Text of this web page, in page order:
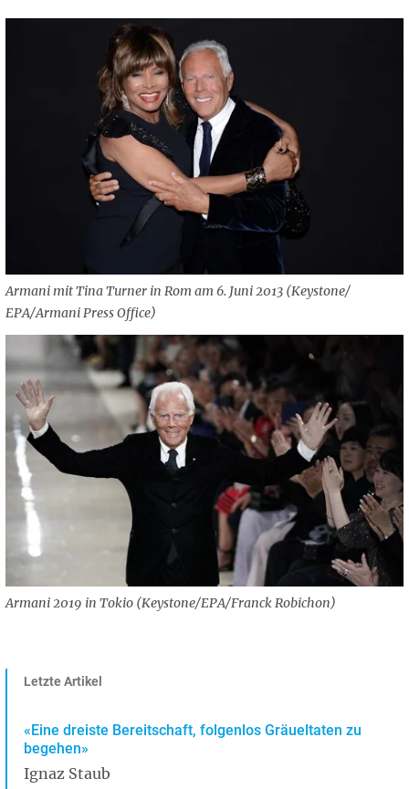
Armani mit Tina Turner in Rom am 6. Juni 2013 (Keystone/
EPA/Armani Press Office)
Armani 2019 in Tokio (Keystone/EPA/Franck Robichon)
Letzte Artikel
«Eine dreiste Bereitschaft, folgenlos Gräueltaten zu
begehen»
Ignaz Staub